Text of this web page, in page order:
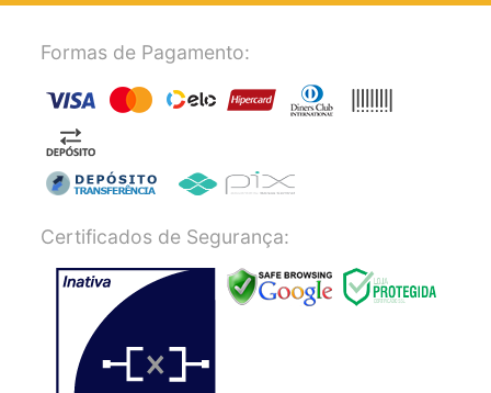
Formas de Pagamento:
Certificados de Segurança: